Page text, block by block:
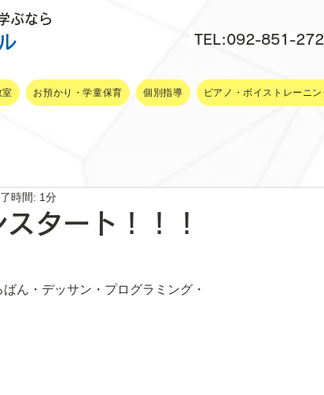
ぶなら
TEL:092-851-
室 お預かり・学童保育 個別指導 ピアノ・ボイストレーニ
タート！！！
時間: 1分
ん・デッサン・プログラミング・